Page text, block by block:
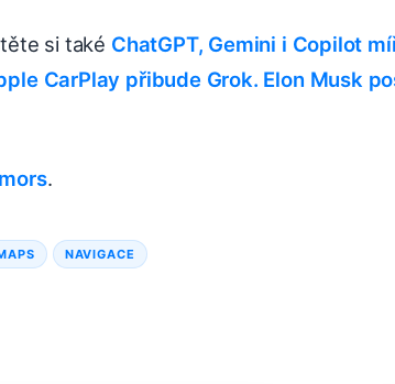
si také ChatGPT, Gemini i Copilot
CarPlay přibude Grok. Elon Musk
.
NAVIGACE